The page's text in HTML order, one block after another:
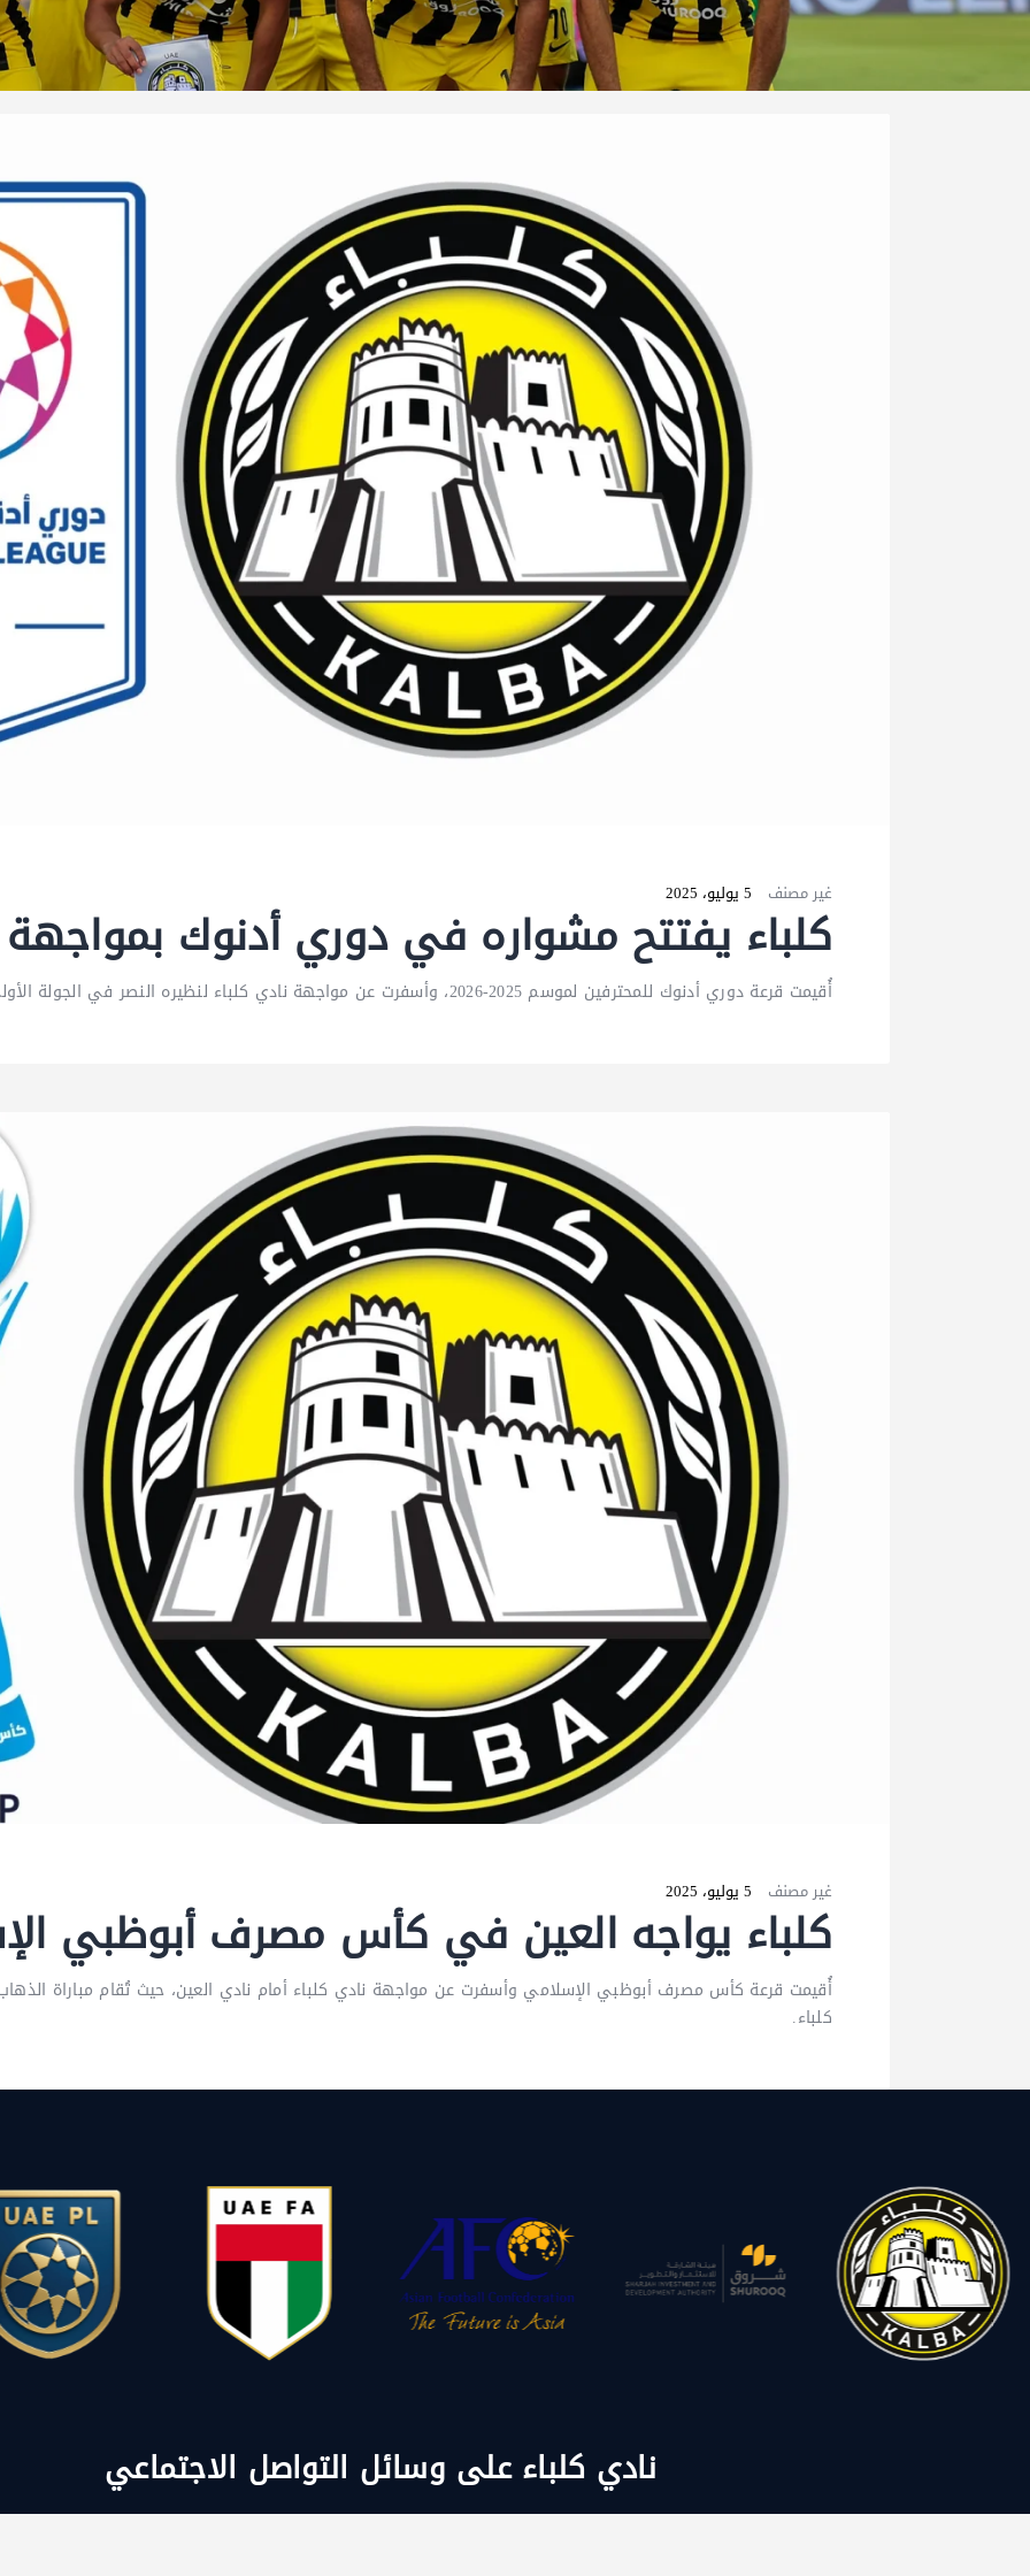
غير مصنف 5 يوليو، 2025
كلباء يفتتح مشواره في دوري أدنوك بمواجهة
أُقيمت قرعة دوري أدنوك للمحترفين لموسم 2025-2026، وأسفرت عن مواجهة نادي كلباء لنظيره النصر في الجولة الأولى، على ستاد كلباء.
غير مصنف 5 يوليو، 2025
كلباء يواجه العين في كأس مصرف أبوظبي
أُقيمت قرعة كأس مصرف أبوظبي الإسلامي وأسفرت عن مواجهة نادي كلباء أمام نادي العين، حيث تُقام مباراة
كلباء.
نادي كلباء على وسائل التواصل الاجتماعي